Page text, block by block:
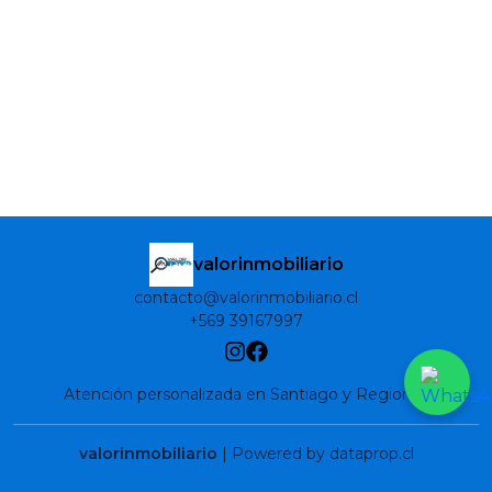
valorinmobiliario
contacto@valorinmobiliario.cl
+569 39167997
Atención personalizada en Santiago y Regiones
valorinmobiliario | Powered by dataprop.cl